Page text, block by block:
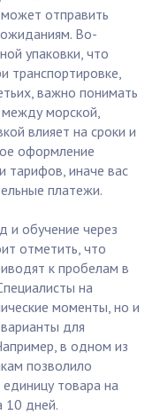
отправить
Во-
упаковки, что
транспортировке,
важно понимать
между морской,
влияет на сроки и
оформление
тарифов, иначе вас
платежи.
и обучение через
отметить, что
к пробелам в
на
моменты, но и
для
в одном из
позволило
товара на
10 дней.